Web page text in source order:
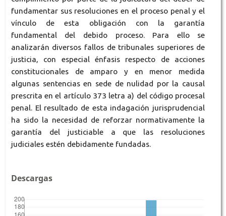
fundamentar sus resoluciones en el proceso penal y el
vínculo de esta obligación con la garantía
fundamental del debido proceso. Para ello se
analizarán diversos fallos de tribunales supe­riores de
justicia, con especial énfasis respecto de acciones
constitucionales de amparo y en menor medida
algunas sentencias en sede de nulidad por la causal
prescrita en el artículo 373 letra a) del código procesal
penal. El resultado de esta indagación jurisprudencial
ha sido la necesidad de reforzar normativamente la
garantía del justiciable a que las resoluciones
judiciales estén debidamente fundadas.
Descargas